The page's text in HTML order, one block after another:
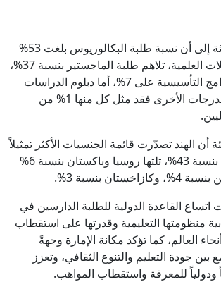
وأشارت بيانات الهيئة إلى أن نسبة طلبة البكالوريوس بلغت 53%
على مستوى المؤهلات العلمية، تلاهم طلبة الماجستير بنسبة 37%،
بينما استحوذت البرامج التأسيسية على 7%، أما دبلوم الدراسات
العليا والدكتوراه والدرجات الأخرى فقد مثل كل منها 1% من
أن الهند تصدّرت قائمة الجنسيات الأكثر تمثيلاً
بين الطلبة الدوليين بنسبة 43%، تلتها روسيا وباكستان بنسبة 6%
بنسبة 3%.
اتساع القاعدة الدولية للطلبة الدارسين في
منظومتها التعليمية وقدرتها على استقطاب
العالم، كما تؤكد مكانة الإمارة وجهةً
بين جودة التعليم والتنوع الثقافي، وتعزز
ودولياً للمعرفة واستقطاب المواهب.